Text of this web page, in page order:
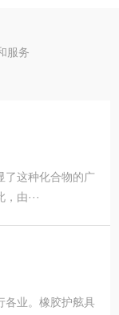
服务
了这种化合物的广
由···
各业。橡胶护舷具